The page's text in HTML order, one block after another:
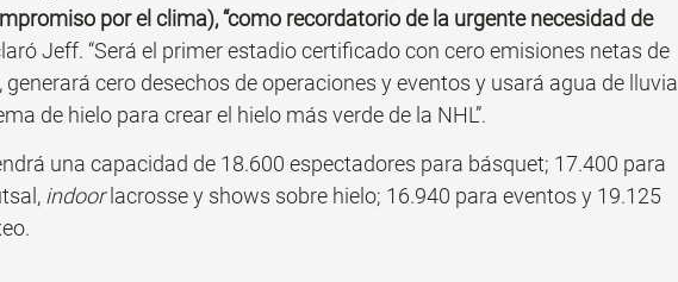
por el clima), “como recordatorio de la urgente necesidad de
Jeff. “Será el primer estadio certificado con cero emisiones netas de
cero desechos de operaciones y eventos y usará agua de lluvia
de hielo para crear el hielo más verde de la NHL”.
una capacidad de 18.600 espectadores para básquet; 17.400 para
indoor lacrosse y shows sobre hielo; 16.940 para eventos y 19.125